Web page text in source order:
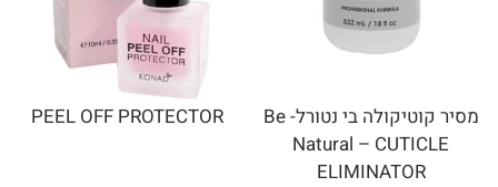
מסיר קוטיקולה בי נטורל- Be
Natural – CUTICLE
ELIMINATOR
PEEL OFF PROTECTOR